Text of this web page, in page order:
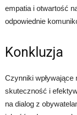
empatia i otwartość
odpowiednie
Konkluzja
Czynniki
skuteczność i
na dialog z